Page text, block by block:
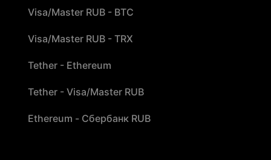
Visa/Master RUB - BTC
Visa/Master RUB - TRX
Tether - Ethereum
Tether - Visa/Master RUB
Ethereum - Сбербанк RUB